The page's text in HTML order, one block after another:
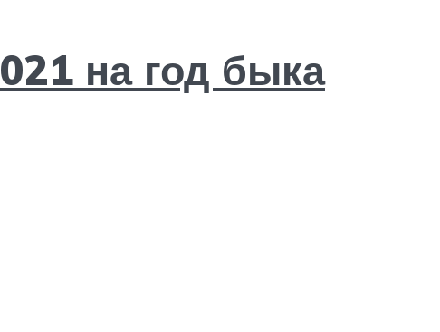
на год быка